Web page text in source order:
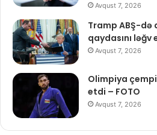
Avqust 7, 2026
Tramp ABŞ-də
qaydasını
Avqust 7, 2026
Olimpiya
etdi – FOTO
Avqust 7, 2026